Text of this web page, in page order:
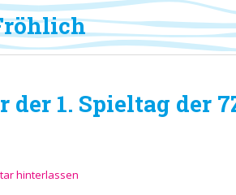
der 1. Spieltag der
hinterlassen